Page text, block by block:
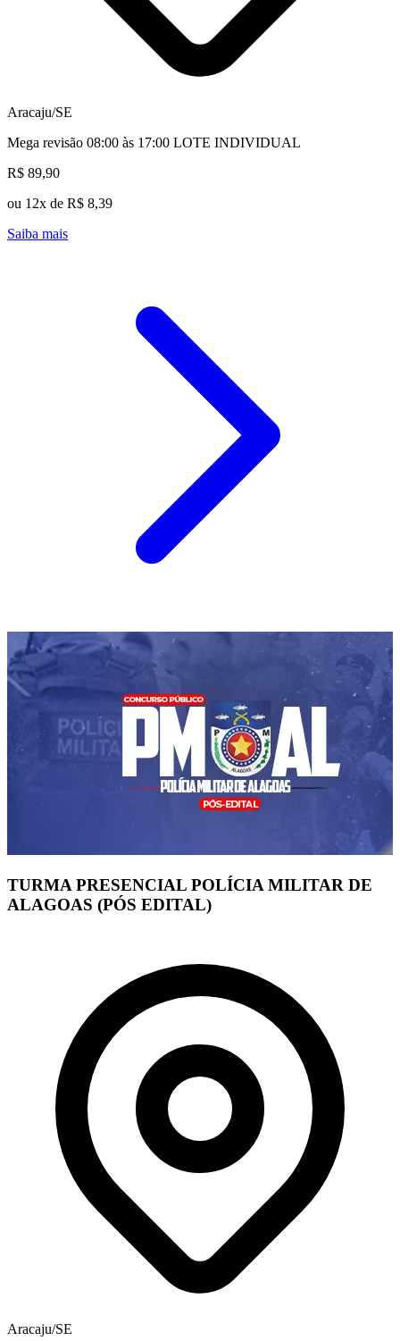
Aracaju/SE
Mega revisão 08:00 às 17:00 LOTE INDIVIDUAL
R$ 89,90
ou 12x de R$ 8,39
Saiba mais
TURMA PRESENCIAL POLÍCIA MILITAR DE
ALAGOAS (PÓS EDITAL)
Aracaju/SE